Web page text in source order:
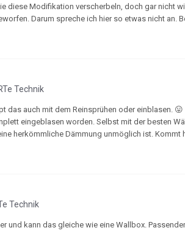
diese Modifikation verscherbeln, doch gar nicht
Darum spreche ich hier so etwas nicht an.
Technik
das auch mit dem Reinsprühen oder einblasen.
eingeblasen worden. Selbst mit der besten
herkömmliche Dämmung unmöglich ist. Kommt
Technik
und kann das gleiche wie eine Wallbox.